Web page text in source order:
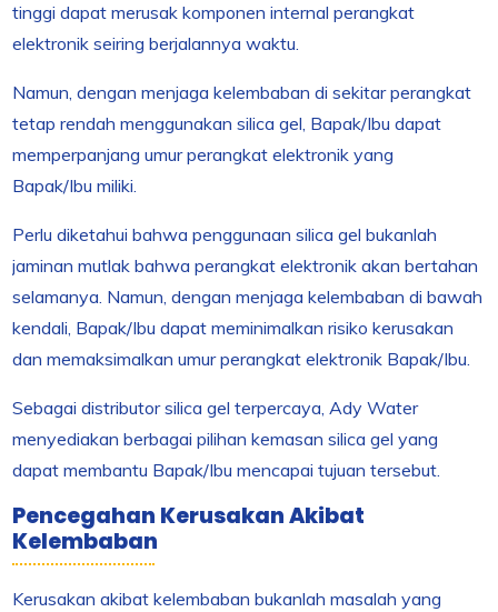
tinggi dapat merusak komponen internal perangkat
elektronik seiring berjalannya waktu.
Namun, dengan menjaga kelembaban di sekitar perangkat
tetap rendah menggunakan silica gel, Bapak/Ibu dapat
memperpanjang umur perangkat elektronik yang
Bapak/Ibu miliki.
Perlu diketahui bahwa penggunaan silica gel bukanlah
jaminan mutlak bahwa perangkat elektronik akan bertahan
selamanya. Namun, dengan menjaga kelembaban di bawah
kendali, Bapak/Ibu dapat meminimalkan risiko kerusakan
dan memaksimalkan umur perangkat elektronik Bapak/Ibu.
Sebagai distributor silica gel terpercaya, Ady Water
menyediakan berbagai pilihan kemasan silica gel yang
dapat membantu Bapak/Ibu mencapai tujuan tersebut.
Pencegahan Kerusakan Akibat
Kelembaban
Kerusakan akibat kelembaban bukanlah masalah yang